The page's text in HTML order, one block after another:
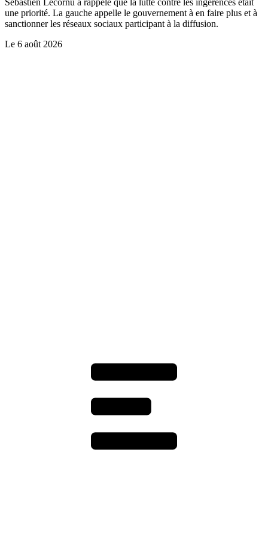
une priorité. La gauche appelle le gouvernement à en faire plus et à
sanctionner les réseaux sociaux participant à la diffusion.
Le 6 août 2026